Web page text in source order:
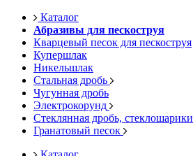
Каталог
Абразивы для пескоструя
Кварцевый песок для пескоструя
Купершлак
Никельшлак
Стальная дробь
Чугунная дробь
Электрокорунд
Стеклянная дробь, стеклошарики
Гранатовый песок